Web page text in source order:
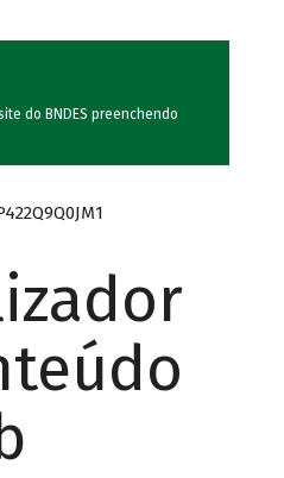
do BNDES preenchendo